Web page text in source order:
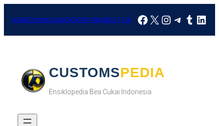
HOMEDOWNLOADFAQKONTAKABOUT US Facebook
X Instagram
CUSTOMSPEDIA
Ensiklopedia Bea Cukai Indonesia.